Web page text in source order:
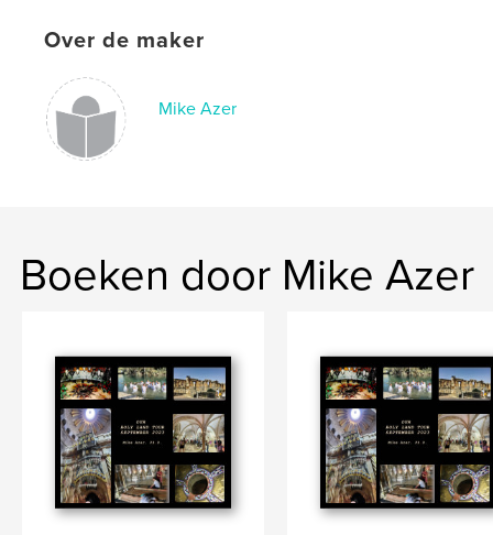
Over de maker
Mike Azer
Boeken door Mike Azer